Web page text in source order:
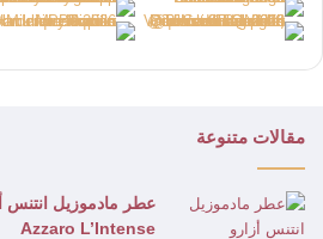
مقالات متنوعة
Azzaro L’Intense